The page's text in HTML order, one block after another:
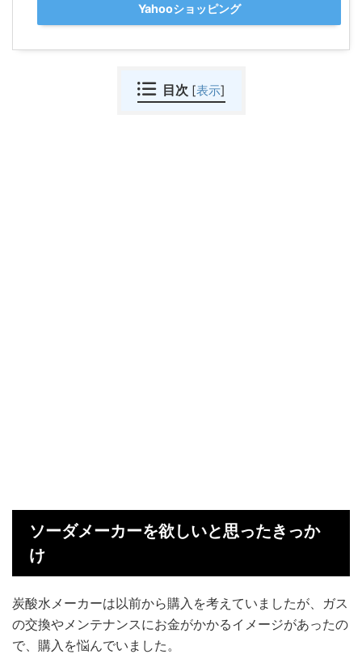
Yahooショッピング
目次 [表示]
ソーダメーカーを欲しいと思ったきっか
け
炭酸水メーカーは以前から購入を考えていましたが、ガス
の交換やメンテナンスにお金がかかるイメージがあったの
で、購入を悩んでいました。